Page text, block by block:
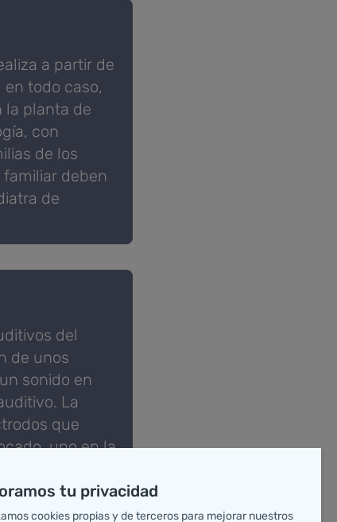
a partir de
en todo caso,
la planta de
con
de los
deben
de
del
de unos
sonido en
La
que
uno en la
tu privacidad
cookies propias y de terceros para mejorar nuestros